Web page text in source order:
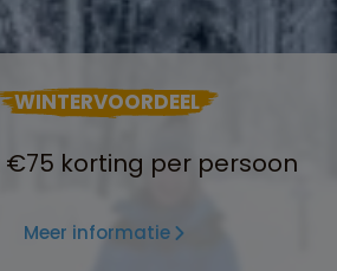
WINTERVOORDEEL
€75 korting per persoon
Meer informatie